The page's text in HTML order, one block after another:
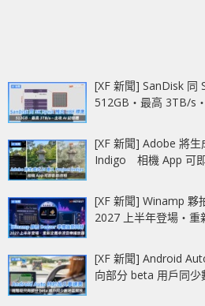
[XF 新聞] SanDisk 同
512GB‧最高 3TB/
[XF 新聞] Adobe 將
Indigo 相機 App 可
[XF 新聞] Winamp
2027 上半年登場‧重
[XF 新聞] Android
向部分 beta 用戶同少